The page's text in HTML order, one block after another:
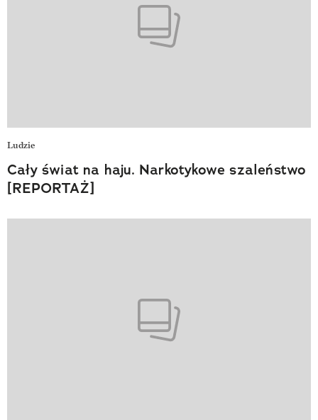
Ludzie
Cały świat na haju. Narkotykowe szaleństwo
[REPORTAŻ]